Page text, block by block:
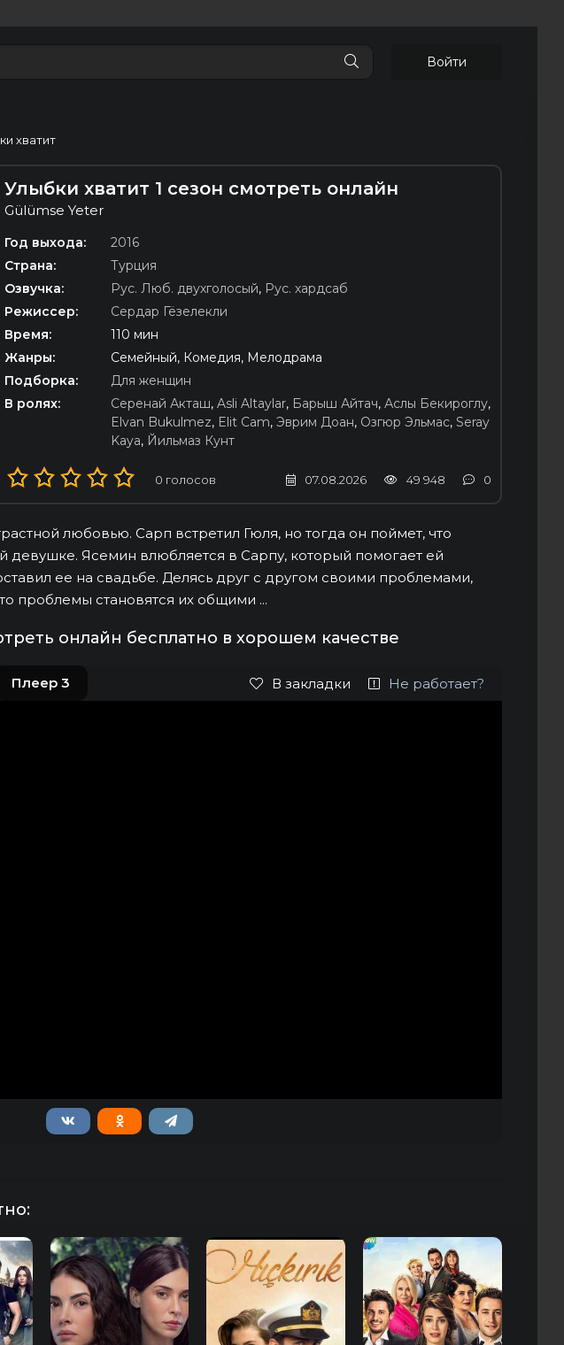
Войти
хватит
Улыбки хватит 1 сезон смотреть онлайн
Gülümse Yeter
Год выхода:
2016
Страна:
Турция
Озвучка:
Рус. Люб. двухголосый, Рус. хардсаб
Режиссер:
Сердар Гёзелекли
Время:
110 мин
Жанры:
Семейный, Комедия, Мелодрама
Подборка:
Для женщин
В ролях:
Серенай Акташ, Asli Altaylar, Барыш Айтач, Аслы Бекироглу,
Elvan Bukulmez, Elit Cam, Эврим Доан, Озгюр Эльмас, Seray
Kaya, Йильмаз Кунт
0 голосов 07.08.2026 49 948 0
любовью. Сарп встретил Гюля, но тогда он поймет, что
девушке. Ясемин влюбляется в Сарпу, который помогает ей
ее на свадьбе. Делясь друг с другом своими проблемами,
проблемы становятся их общими ...
онлайн бесплатно в хорошем качестве
Плеер 3 В закладки Не работает?